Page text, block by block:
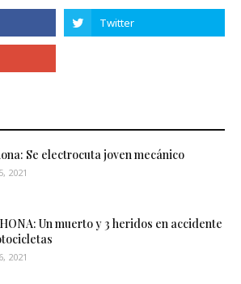
Se electrocuta joven mecánico
2021
Un muerto y 3 heridos en accidente
2021